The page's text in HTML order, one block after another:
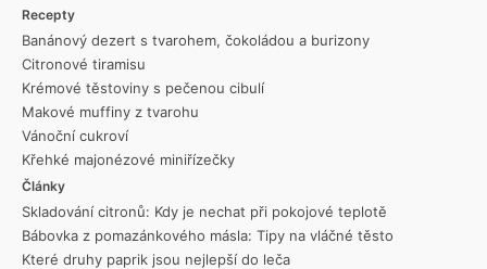
Recepty
Banánový dezert s tvarohem, čokoládou a burizony
Citronové tiramisu
Krémové těstoviny s pečenou cibulí
Makové muffiny z tvarohu
Vánoční cukroví
Křehké majonézové miniřízečky
Články
Skladování citronů: Kdy je nechat při pokojové teplotě
Bábovka z pomazánkového másla: Tipy na vláčné těsto
Které druhy paprik jsou nejlepší do leča